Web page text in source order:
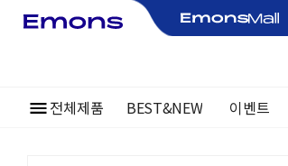
전체제품 BEST&NEW 이벤트